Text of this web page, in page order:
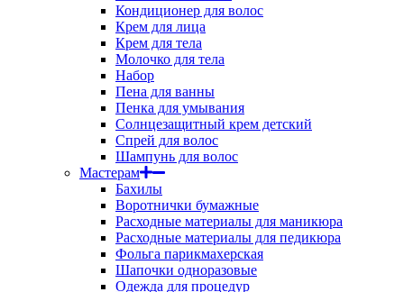
Кондиционер для волос
Крем для лица
Крем для тела
Молочко для тела
Набор
Пена для ванны
Пенка для умывания
Солнцезащитный крем детский
Спрей для волос
Шампунь для волос
Мастерам
Бахилы
Воротнички бумажные
Расходные материалы для маникюра
Расходные материалы для педикюра
Фольга парикмахерская
Шапочки одноразовые
Одежда для процедур